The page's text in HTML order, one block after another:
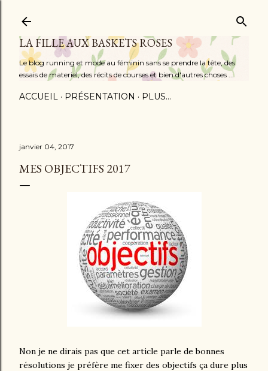
LA FILLE AUX BASKETS ROSES
Le blog running et mode au féminin sans se prendre la tête, des
essais de materiel, des récits de courses et bien d'autres choses ...
ACCUEIL PRÉSENTATION PLUS…
janvier 04, 2017
MES OBJECTIFS 2017
Non je ne dirais pas que cet article parle de bonnes
résolutions je préfère me fixer des objectifs ça dure plus